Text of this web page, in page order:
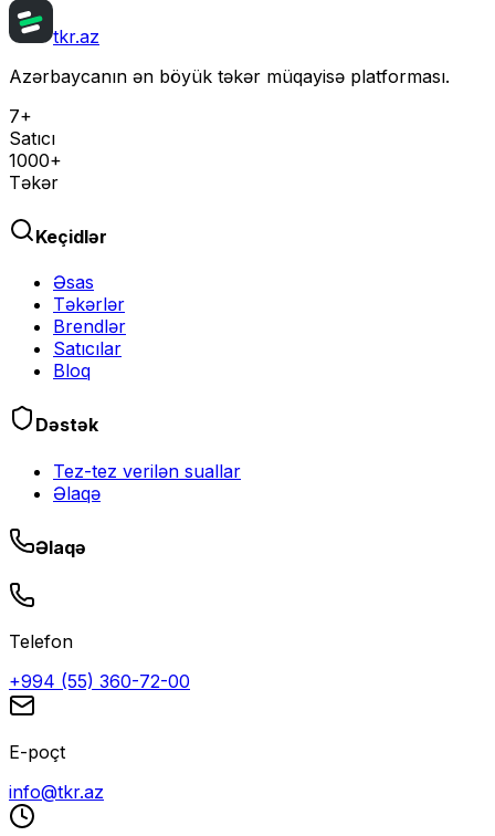
tkr.az
Azərbaycanın ən böyük təkər müqayisə platforması.
7+
Satıcı
1000+
Təkər
Keçidlər
Əsas
Təkərlər
Brendlər
Satıcılar
Bloq
Dəstək
Tez-tez verilən suallar
Əlaqə
Əlaqə
Telefon
+994 (55) 360-72-00
E-poçt
info@tkr.az